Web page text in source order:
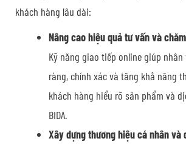
khách hàng lâu dài:
Nâng cao hiệu quả tư vấn và
Kỹ năng giao tiếp online giúp
ràng, chính xác và tăng khả năng
khách hàng hiểu rõ sản phẩm và
BIDA.
Xây dựng thương hiệu cá nhân và